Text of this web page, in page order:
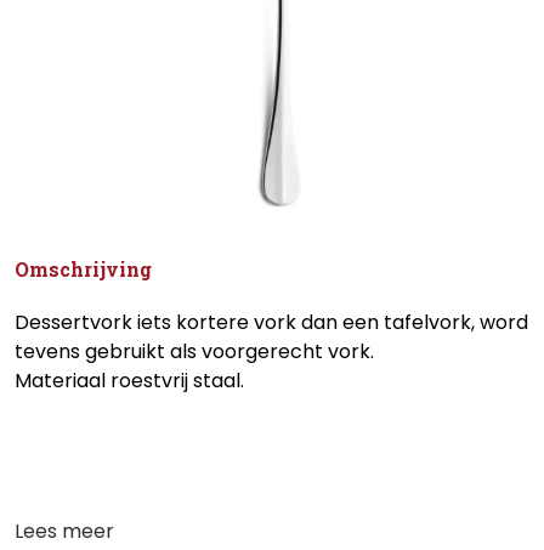
Omschrijving
Dessertvork iets kortere vork dan een tafelvork, word
tevens gebruikt als voorgerecht vork.
Materiaal roestvrij staal.
Lees meer